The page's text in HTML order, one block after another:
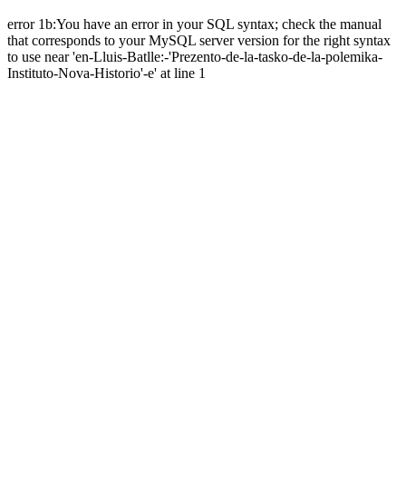
error 1b:You have an error in your SQL syntax; check the manual
that corresponds to your MySQL server version for the right syntax
to use near 'en-Lluis-Batlle:-'Prezento-de-la-tasko-de-la-polemika-
Instituto-Nova-Historio'-e' at line 1